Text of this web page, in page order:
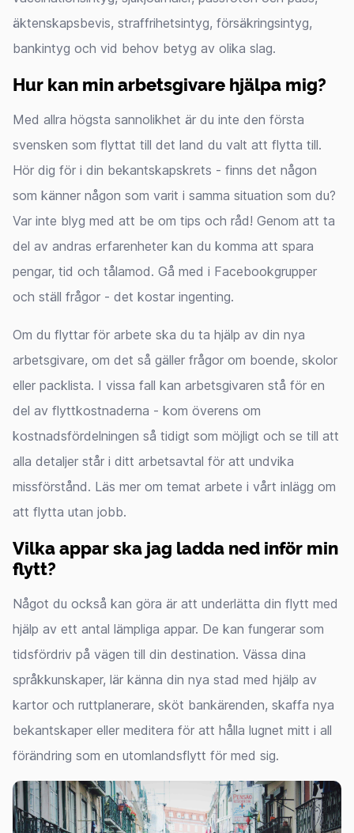
äktenskapsbevis, straffrihetsintyg, försäkringsintyg,
bankintyg och vid behov betyg av olika slag.
Hur kan min arbetsgivare hjälpa mig?
Med allra högsta sannolikhet är du inte den första
svensken som flyttat till det land du valt att flytta till.
Hör dig för i din bekantskapskrets - finns det någon
som känner någon som varit i samma situation som du?
Var inte blyg med att be om tips och råd! Genom att ta
del av andras erfarenheter kan du komma att spara
pengar, tid och tålamod. Gå med i Facebookgrupper
och ställ frågor - det kostar ingenting.
Om du flyttar för arbete ska du ta hjälp av din nya
arbetsgivare, om det så gäller frågor om boende, skolor
eller packlista. I vissa fall kan arbetsgivaren stå för en
del av flyttkostnaderna - kom överens om
kostnadsfördelningen så tidigt som möjligt och se till att
alla detaljer står i ditt arbetsavtal för att undvika
missförstånd. Läs mer om temat arbete i vårt inlägg om
att flytta utan jobb.
Vilka appar ska jag ladda ned inför min
flytt?
Något du också kan göra är att underlätta din flytt med
hjälp av ett antal lämpliga appar. De kan fungerar som
tidsfördriv på vägen till din destination. Vässa dina
språkkunskaper, lär känna din nya stad med hjälp av
kartor och ruttplanerare, sköt bankärenden, skaffa nya
bekantskaper eller meditera för att hålla lugnet mitt i all
förändring som en utomlandsflytt för med sig.